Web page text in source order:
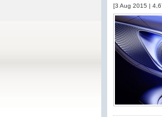
[3 Aug 2015 |